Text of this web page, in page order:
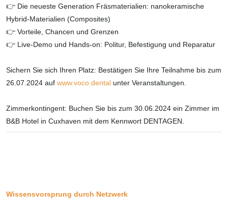
👉 Die neueste Generation Fräsmaterialien: nanokeramische
Hybrid-Materialien (Composites)
👉 Vorteile, Chancen und Grenzen
👉 Live-Demo und Hands-on: Politur, Befestigung und Reparatur
Sichern Sie sich Ihren Platz: Bestätigen Sie Ihre Teilnahme bis zum
26.07.2024 auf www.voco.dental unter Veranstaltungen.
Zimmerkontingent: Buchen Sie bis zum 30.06.2024 ein Zimmer im
B&B Hotel in Cuxhaven mit dem Kennwort DENTAGEN.
Wissensvorsprung durch Netzwerk